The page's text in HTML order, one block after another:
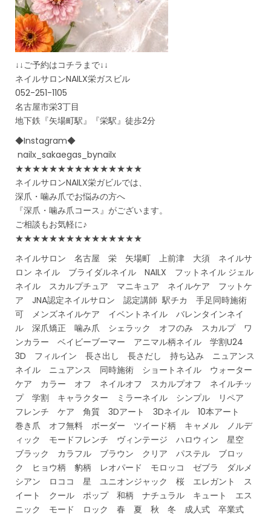
↓↓ご予約はコチラまで↓↓
ネイルサロンNAILX栄ガスビル
052-251-1105
名古屋市栄3丁目
地下鉄『矢場町駅』『栄駅』徒歩2分
◆Instagram◆
nailx_sakaegas_bynailx
★★★★★★★★★★★★★★★
ネイルサロンNAILX栄ガビルでは、
深爪・噛み爪でお悩みの方へ
『深爪・噛み爪コース』がございます。
ご相談もお気軽に♪
★★★★★★★★★★★★★★★
ネイルサロン 名古屋 栄 矢場町 上前津 大須 ネイルサ
ロン ネイル ブライダルネイル NAILX フットネイル ジェル
ネイル スカルプチュア マニキュア ネイルケア フットケ
ア JNA認定ネイルサロン 認定講師 駅チカ 手足同時施術
可 メンズネイルケア イベントネイル バレンタインネイ
ル 深爪矯正 噛み爪 シェラック オフのみ スカルプ ワ
ンカラー ベイビーブーマー アニマル柄ネイル 学割U24
3D フィルイン 長さ出し 長さだし 持ち込み ニュアンス
ネイル ニュアンス 同時施術 ショートネイル ウォーター
ケア カラー オフ ネイルオフ スカルプオフ ネイルチッ
プ 学割 キャラクター ミラーネイル シンプル リペア
フレンチ ケア 角質 3Dアート 3Dネイル 10本アート
巻き爪 オフ無料 ボーダー ツイード柄 キャメル ノルデ
ィック モードフレンチ ヴィンテージ ハロウィン 星空
ブラック カラフル ブラウン クリア パステル ブロッ
ク ヒョウ柄 豹柄 レオパード モロッコ ゼブラ ダルメ
シアン ロココ 星 ユニオンジャック 桜 エレガント ス
イート クール ポップ 和柄 ナチュラル キュート エス
ニック モード ロック 春 夏 秋 冬 成人式 卒業式